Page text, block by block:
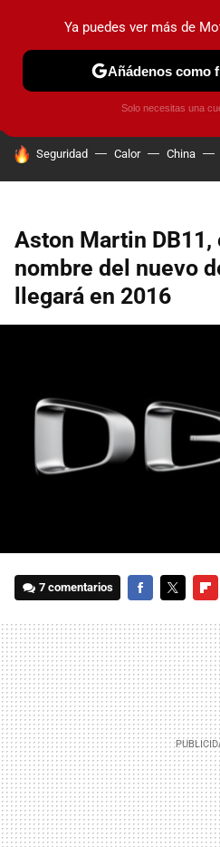
PRUEBAS COCHES
HOY SE HABLA DE
Seguridad Calor China
Aston Martin DB11,
nombre del nuevo
llegará en 2016
7 comentarios
Ya puedes ver más de
Añádenos como
Solo necesitas una